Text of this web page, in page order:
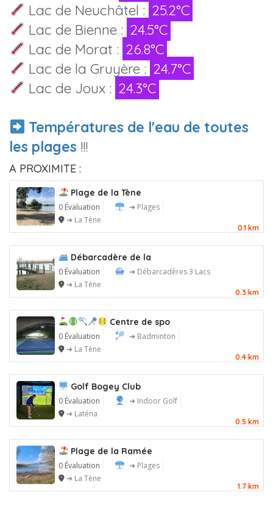
Lac de Neuchâtel : 25.2°C
Lac de Bienne : 24.5°C
Lac de Morat : 26.8°C
Lac de la Gruyère : 24.7°C
Lac de Joux : 24.3°C
Températures de l'eau de toutes
les plages !!!
A PROXIMITE :
Plage de la Tène
0 Évaluation
➔ Plages
➔ La Tène
0.1 km
Débarcadère de la
0 Évaluation
➔ Débarcadères 3 Lacs
➔ La Tène
0.3 km
Centre de spo
0 Évaluation
➔ Badminton
➔ La Tène
0.4 km
Golf Bogey Club
0 Évaluation
➔ Indoor Golf
➔ Laténa
0.5 km
Plage de la Ramée
0 Évaluation
➔ Plages
➔ La Tène
1.7 km